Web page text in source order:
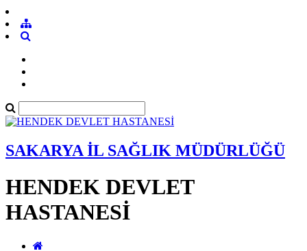
SAKARYA İL SAĞLIK MÜDÜRLÜĞÜ
HENDEK DEVLET
HASTANESİ